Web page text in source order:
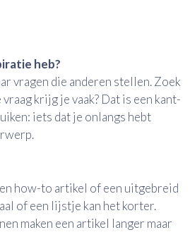
heb?
vragen die anderen stellen. Zoek
krijg je vaak? Dat is een kant-
iets dat je onlangs hebt
how-to artikel of een uitgebreid
of een lijstje kan het korter.
maken een artikel langer maar